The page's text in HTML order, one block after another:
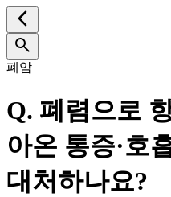
폐암
Q. 폐렴으로
아온 통증·호
대처하나요?